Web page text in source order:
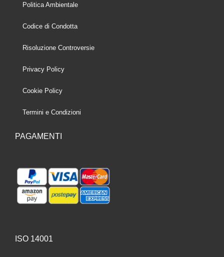
Politica Ambientale
Codice di Condotta
Risoluzione Controversie
Privacy Policy
Cookie Policy
Termini e Condizioni
PAGAMENTI
ISO 14001